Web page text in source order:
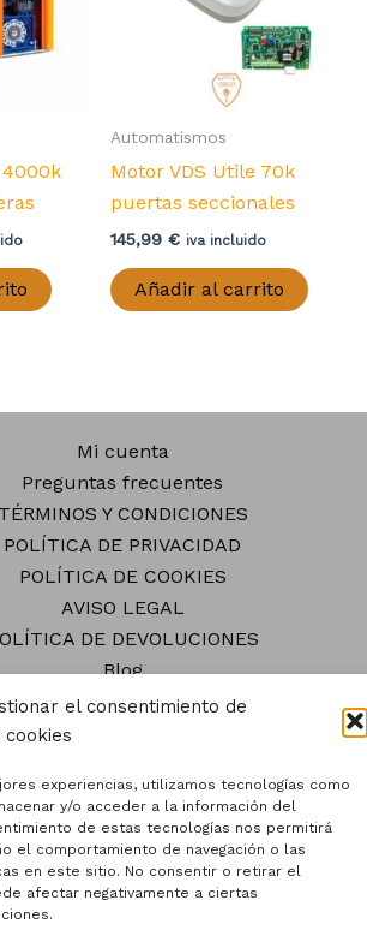
el consentimiento de
cookies
experiencias, utilizamos tecnologías como
y/o acceder a la información del
de estas tecnologías nos permitirá
el comportamiento de navegación o las
en este sitio. No consentir o retirar el
afectar negativamente a ciertas
4000k
Automatismos
Motor VDS Utile 70k
puertas seccionales
145,99 € iva incluido
Añadir al carrito
Mi cuenta
Preguntas frecuentes
TÉRMINOS Y CONDICIONES
POLÍTICA DE PRIVACIDAD
POLÍTICA DE COOKIES
AVISO LEGAL
DE DEVOLUCIONES
Blog
Tienda
© 2026 | Funciona gracias a